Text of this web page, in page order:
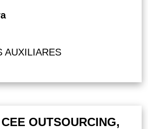
AUXILIARES
OUTSOURCING,